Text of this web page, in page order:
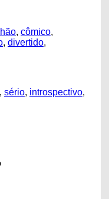
, cômico,
, divertido,
sério, introspectivo,